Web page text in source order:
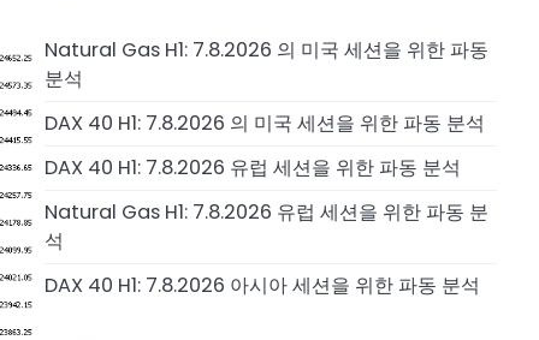
Natural Gas H1: 7.8.2026 의 미국 세션을 위한 파동
분석
DAX 40 H1: 7.8.2026 의 미국 세션을 위한 파동 분석
DAX 40 H1: 7.8.2026 유럽 세션을 위한 파동 분석
Natural Gas H1: 7.8.2026 유럽 세션을 위한 파동 분
석
DAX 40 H1: 7.8.2026 아시아 세션을 위한 파동 분석